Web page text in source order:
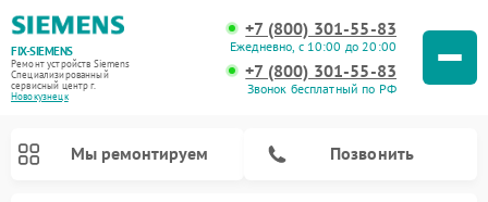
FIX-SIEMENS
Ремонт устройств Siemens
Специализированный
cервисный центр г.
Новокузнецк
+7 (800) 301-55-83
Ежедневно, с 10:00 до 20:00
+7 (800) 301-55-83
Звонок бесплатный по РФ
Мы ремонтируем Позвонить